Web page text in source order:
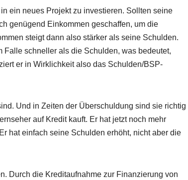
ein neues Projekt zu investieren. Sollten seine
genügend Einkommen geschaffen, um die
steigt dann also stärker als seine Schulden.
schneller als die Schulden, was bedeutet,
er in Wirklichkeit also das Schulden/BSP-
Und in Zeiten der Überschuldung sind sie richtig
auf Kredit kauft. Er hat jetzt noch mehr
hat einfach seine Schulden erhöht, nicht aber die
Durch die Kreditaufnahme zur Finanzierung von